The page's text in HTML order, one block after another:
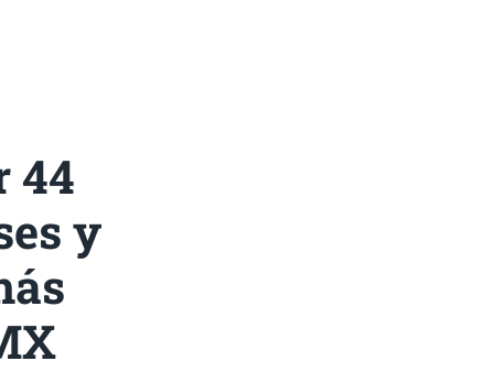
44
y